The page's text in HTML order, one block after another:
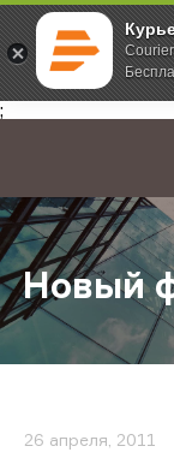
;
Главная О
Новый
26 апреля, 2011